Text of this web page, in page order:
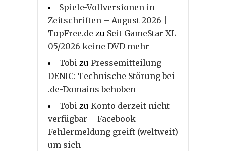
Spiele-Vollversionen in
Zeitschriften – August 2026 |
TopFree.de zu Seit GameStar XL
05/2026 keine DVD mehr
Tobi zu Pressemitteilung
DENIC: Technische Störung bei
.de-Domains behoben
Tobi zu Konto derzeit nicht
verfügbar – Facebook
Fehlermeldung greift (weltweit)
um sich